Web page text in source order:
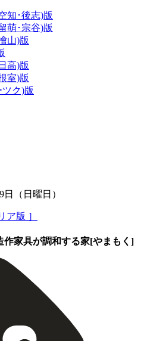
知･後志)版
萌･宗谷)版
山)版
高)版
室)版
ク)版
（日曜日）
ア版 ］
作家具が調和する家[やまもく]